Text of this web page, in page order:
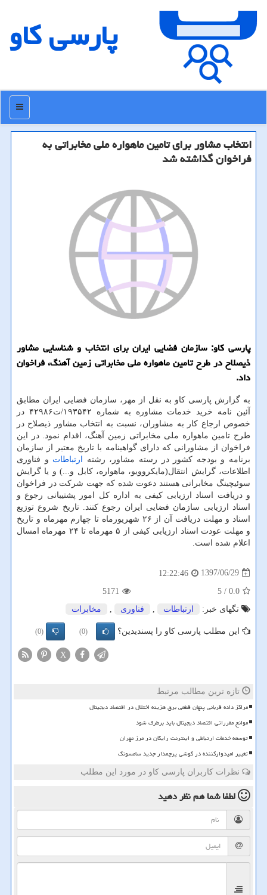
پارسی كاو
منو
انتخاب مشاور برای تامین ماهواره ملی مخابراتی به
فراخوان گذاشته شد
پارسی كاو: سازمان فضایی ایران برای انتخاب و شناسایی مشاور
ذیصلاح در طرح تامین ماهواره ملی مخابراتی زمین آهنگ، فراخوان
داد.
به گزارش پارسی كاو به نقل از مهر، سازمان فضایی ایران مطابق
آئین نامه خرید خدمات مشاوره به شماره ۱۹۳۵۴۲/ت۴۲۹۸۶ در
خصوص ارجاع كار به مشاوران، نسبت به انتخاب مشاور ذیصلاح در
طرح تامین ماهواره ملی مخابراتی زمین آهنگ، اقدام نمود. در این
فراخوان از مشاورانی كه دارای گواهینامه با تاریخ معتبر از سازمان
برنامه و بودجه كشور در رسته مشاور، رشته
ارتباطات و فناوری
اطلاعات، گرایش انتقال(مایكروویو، ماهواره، كابل و...) و یا گرایش
سوئیچینگ مخابراتی هستند دعوت شده كه جهت شركت در فراخوان
و دریافت اسناد ارزیابی كیفی به اداره كل امور پشتیبانی رجوع و
اسناد ارزیابی سازمان فضایی ایران رجوع كنند. تاریخ شروع توزیع
اسناد و مهلت دریافت آن از ۲۶ شهریورماه تا چهارم مهرماه و تاریخ
و مهلت عودت اسناد ارزیابی كیفی از ۵ مهرماه تا ۲۴ مهرماه امسال
اعلام شده است.
1397/06/29
12:22:46
0.0
/ 5
5171
تگهای خبر:
ارتباطات فناوری مخابرات
این مطلب پارسی کاو را پسندیدین؟ (0)
(0)
X
تازه ترین مطالب مرتبط
مراکز داده قربانی پنهان قطعی برق هزینه اختلال در اقتصاد دیجیتال
موانع مقرراتی اقتصاد دیجیتال باید برطرف شود
توسعه خدمات ارتباطی و اینترنت رایگان در مرز مهران
تغییر امیدوارکننده در گوشی پرچمدار جدید سامسونگ
نظرات کاربران پارسی کاو در مورد این مطلب
لطفا شما همنظر دهید